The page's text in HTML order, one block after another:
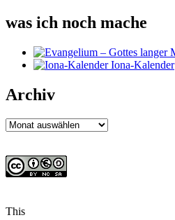
was ich noch mache
Iona-Kalender
Archiv
Archiv
This